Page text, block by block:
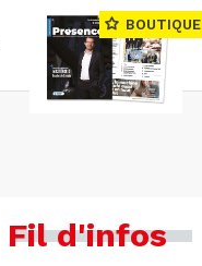
BOUTIQUE
Fil d'infos